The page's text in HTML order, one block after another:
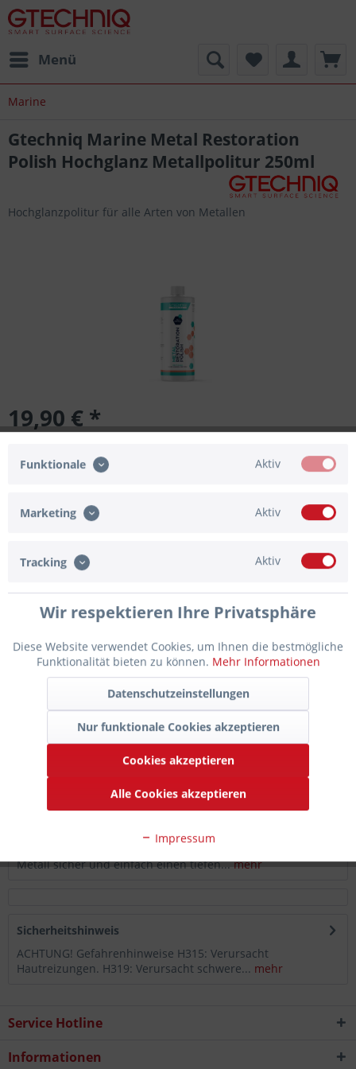
Menü
Marine
Gtechniq Marine Metal Restoration
Polish Hochglanz Metallpolitur 250ml
Hochglanzpolitur für alle Arten von Metallen
19,90 € *
Inhalt:0.25 Liter (79,60 € * / 1 Liter)
ACHTUNG!
Gefahrenhinweise
Augenreizung.
Lieferzeit ca. 1 Werktag
In denWarenkorb
Auf die Merkliste
725-932-0175
MRP 0.25
Gtechniq Marine Metal Restoration Polish verleiht jedem
Metall sicher und einfach einen tiefen...mehr
Sicherheitshinweis
ACHTUNG! Gefahrenhinweise H315: Verursacht
Hautreizungen. H319: Verursacht schwere... mehr
Service Hotline
Informationen
Funktionale Aktiv
Marketing Aktiv
Tracking Aktiv
Wir respektieren Ihre Privatsphäre
Diese Website verwendet Cookies, um Ihnen die bestmögliche
Funktionalität bieten zu können. Mehr Informationen
Datenschutzeinstellungen
Nur funktionale Cookies akzeptieren
Cookies akzeptieren
Alle Cookies akzeptieren
Impressum